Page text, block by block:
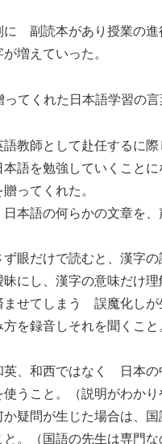
に 副読本があり授業の進
増えていった。
てくれた日本語学習の
語教師として赴任するに
語を勉強していくことに
ってくれた。
本語の何らかの文章を、
だけで読むと、漢字の
にし、漢字の意味だけ理
ませてしまう 誤魔化しが
を録音しそれを聞くこと
、和西ではなく 日本の
うこと。（説明がわかり
疑問が生じた場合は、国
と。（国語の先生は専門な